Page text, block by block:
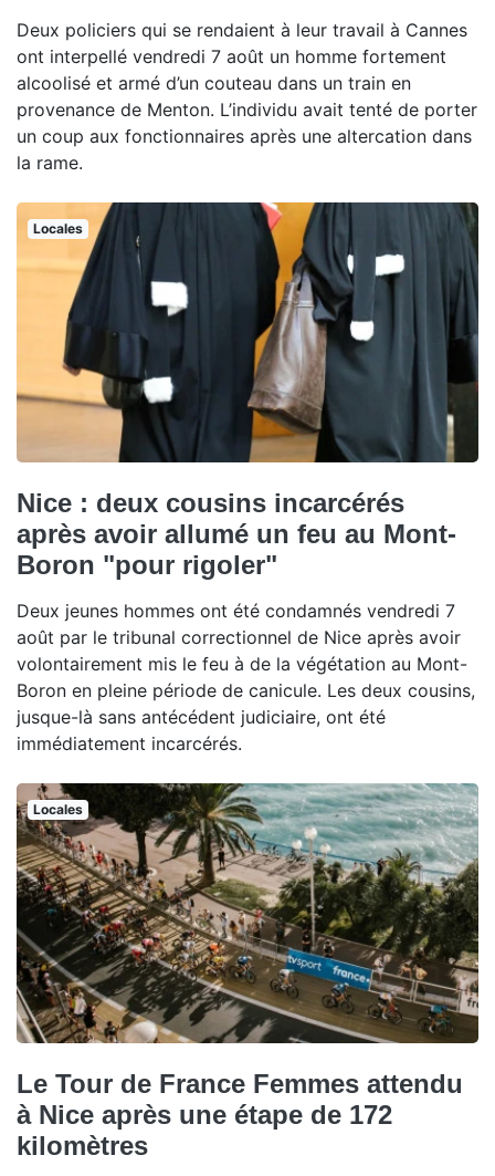
Deux policiers qui se rendaient à leur travail à Cannes
ont interpellé vendredi 7 août un homme fortement
alcoolisé et armé d’un couteau dans un train en
provenance de Menton. L’individu avait tenté de porter
un coup aux fonctionnaires après une altercation dans
la rame.
Locales
Nice : deux cousins incarcérés
après avoir allumé un feu au Mont-
Boron "pour rigoler"
Deux jeunes hommes ont été condamnés vendredi 7
août par le tribunal correctionnel de Nice après avoir
volontairement mis le feu à de la végétation au Mont-
Boron en pleine période de canicule. Les deux cousins,
jusque-là sans antécédent judiciaire, ont été
immédiatement incarcérés.
Locales
Le Tour de France Femmes attendu
à Nice après une étape de 172
kilomètres